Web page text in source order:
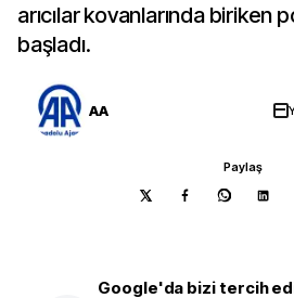
arıcılar kovanlarında biriken
başladı.
AA
Paylaş
Google'da bizi tercih